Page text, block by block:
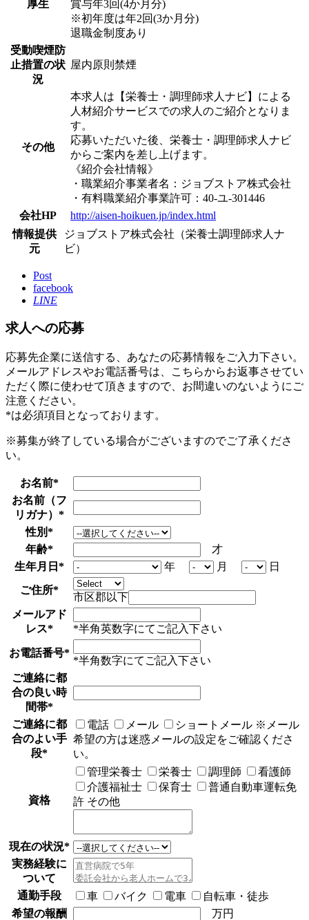
厚生
賞与年3回(4か月分)
※初年度は年2回(3か月分)
退職金制度あり
受動喫煙防
止措置の状
況
屋内原則禁煙
その他
本求人は【栄養士・調理師求人ナビ】による
人材紹介サービスでの求人のご紹介となりま
す。
応募いただいた後、栄養士・調理師求人ナビ
からご案内を差し上げます。
《紹介会社情報》
・職業紹介事業者名：ジョブストア株式会社
・有料職業紹介事業許可：40-ユ-301446
会社HP
http://aisen-hoikuen.jp/index.html
情報提供
元
ジョブストア株式会社（栄養士調理師求人ナ
ビ）
Post
facebook
LINE
求人への応募
応募先企業に送信する、あなたの応募情報をご入力下さい。
メールアドレスやお電話番号は、こちらからお返事させてい
ただく際に使わせて頂きますので、お間違いのないようにご
注意ください。
*は必須項目となっております。
※募集が終了している場合がございますのでご了承くださ
い。
お名前*
お名前（フ
リガナ） *
性別*
年齢*
才
生年月日 * 年 月
日
ご住所*
市区郡以下
メールアド
レス* *半角英数字にてご記入下さい
お電話番号*
*半角数字にてご記入下さい
ご連絡に都
合の良い時
間帯*
ご連絡に都
合のよい手
段*
電話 メール ショートメール ※メール
希望の方は迷惑メールの設定をご確認くださ
い。
資格
管理栄養士 栄養士 調理師
看護師
介護福祉士
保育士
普通自動車運転免
許 その他
現在の状況*
実務経験に
ついて
通勤手段
車 バイク 電車
自転車・徒歩
希望の報酬
万円